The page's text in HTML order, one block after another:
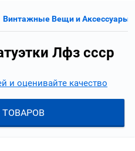
Винтажные Вещи и Аксессуары
Лфз ссср